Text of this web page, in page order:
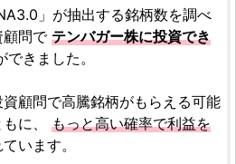
」が抽出する銘柄数を調べ
顧問で テンバガー株に投資でき
きました。
顧問で高騰銘柄がもらえる可能
に、 もっと高い確率で利益を
います。